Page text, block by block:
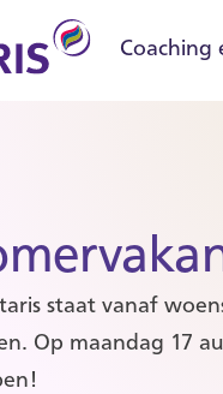
Coaching
staat vanaf
Op maandag 17